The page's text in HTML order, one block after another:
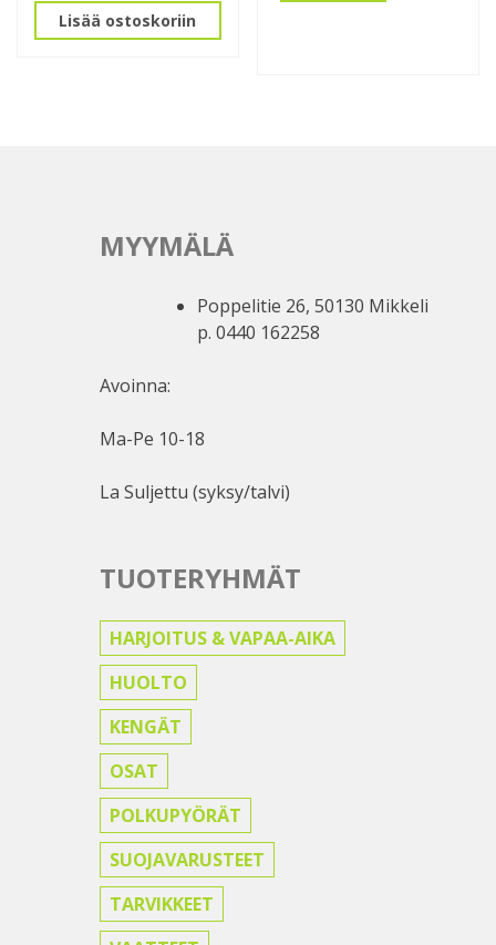
Lisää ostoskoriin
MYYMÄLÄ
Poppelitie 26, 50130 Mikkeli
p. 0440 162258
Avoinna:
Ma-Pe 10-18
La Suljettu (syksy/talvi)
TUOTERYHMÄT
HARJOITUS & VAPAA-AIKA
HUOLTO
KENGÄT
OSAT
POLKUPYÖRÄT
SUOJAVARUSTEET
TARVIKKEET